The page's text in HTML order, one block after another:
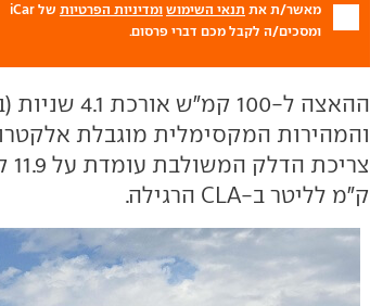
מאשר/ת את תנאי השימוש ומדיניות הפרטיות
של iCar
ומסכים/ה לקבל מכם דברי פרסום.
ק"מ לליטר ב-CLA הרגילה.